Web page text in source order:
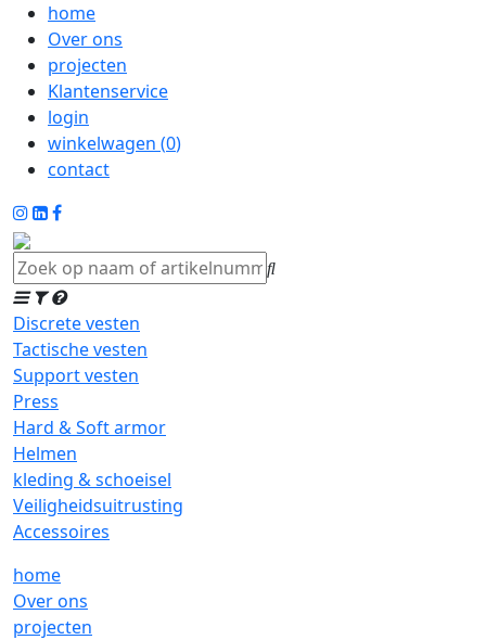
home
Over ons
projecten
Klantenservice
login
winkelwagen (0)
contact
Discrete vesten
Tactische vesten
Support vesten
Press
Hard & Soft armor
Helmen
kleding & schoeisel
Veiligheidsuitrusting
Accessoires
home
Over ons
projecten